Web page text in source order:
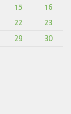
15
16
22
23
29
30